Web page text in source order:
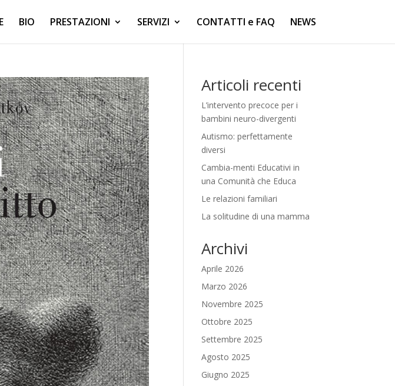
BIO PRESTAZIONI SERVIZI CONTATTI e FAQ NEWS
Articoli recenti
L’intervento precoce per i
bambini neuro-divergenti
Autismo: perfettamente
diversi
Cambia-menti Educativi in
una Comunità che Educa
Le relazioni familiari
La solitudine di una mamma
Archivi
Aprile 2026
Marzo 2026
Novembre 2025
Ottobre 2025
Settembre 2025
Agosto 2025
Giugno 2025